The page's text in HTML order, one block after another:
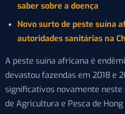
saber sobre a doença
Novo surto de peste suína
autoridades sanitárias na
A peste suína africana é
devastou fazendas em 2018 e
significativos novamente
de Agricultura e Pesca de Hong